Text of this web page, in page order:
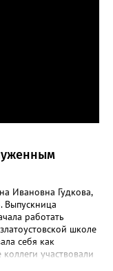
Ивановна Гудкова,
работать
школе
себя как
участвовали